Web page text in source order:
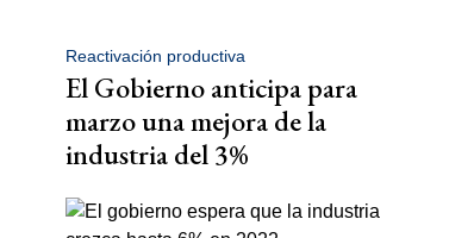
Reactivación productiva
El Gobierno anticipa para
marzo una mejora de la
industria del 3%